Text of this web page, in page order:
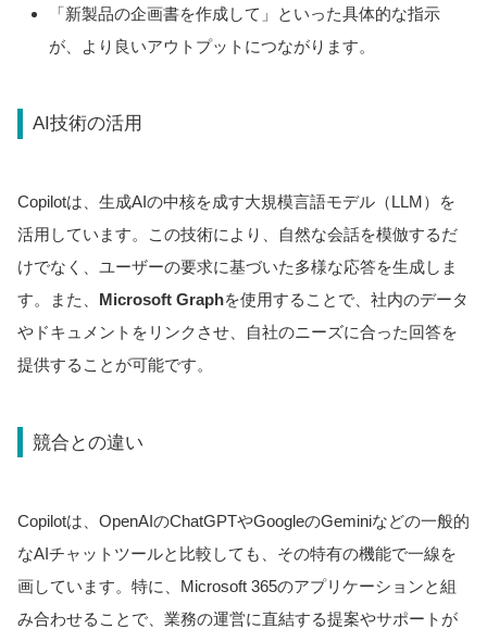
「新製品の企画書を作成して」といった具体的な指示
が、より良いアウトプットにつながります。
AI技術の活用
Copilotは、生成AIの中核を成す大規模言語モデル（LLM）を
活用しています。この技術により、自然な会話を模倣するだ
けでなく、ユーザーの要求に基づいた多様な応答を生成しま
す。また、 Microsoft Graphを使用することで、社内のデータ
やドキュメントをリンクさせ、自社のニーズに合った回答を
提供することが可能です。
競合との違い
Copilotは、OpenAIのChatGPTやGoogleのGeminiなどの一般的
なAIチャットツールと比較しても、その特有の機能で一線を
画しています。特に、Microsoft 365のアプリケーションと組
み合わせることで、業務の運営に直結する提案やサポートが